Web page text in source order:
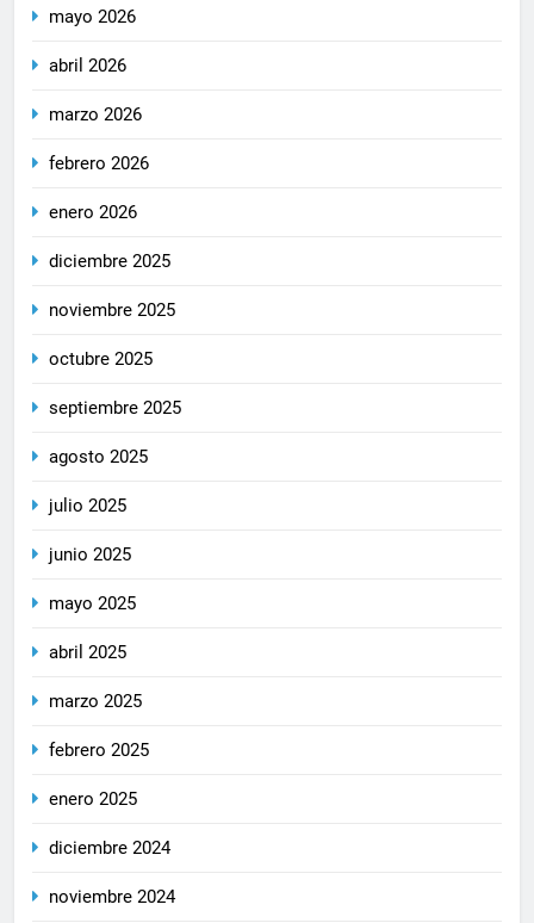
mayo 2026
abril 2026
marzo 2026
febrero 2026
enero 2026
diciembre 2025
noviembre 2025
octubre 2025
septiembre 2025
agosto 2025
julio 2025
junio 2025
mayo 2025
abril 2025
marzo 2025
febrero 2025
enero 2025
diciembre 2024
noviembre 2024